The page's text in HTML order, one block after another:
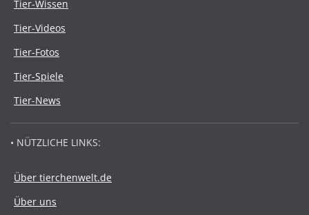
Tier-Wissen
Tier-Videos
Tier-Fotos
Tier-Spiele
Tier-News
• NÜTZLICHE LINKS:
Über tierchenwelt.de
Über uns